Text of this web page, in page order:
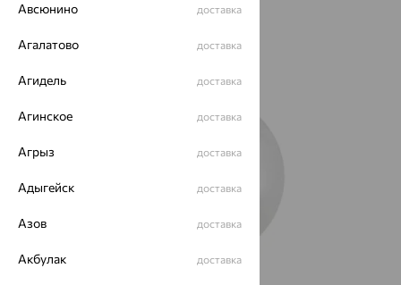
Авсюнино доставка
Агалатово доставка
Агидель доставка
Агинское доставка
Агрыз доставка
Адыгейск доставка
Азов доставка
Акбулак доставка